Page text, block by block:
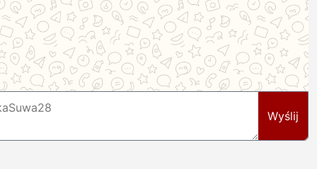
Wyślij